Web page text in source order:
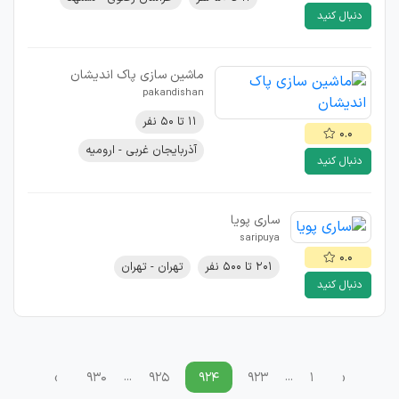
دنبال کنید
۰.۰
دنبال کنید
ماشین سازی پاک اندیشان
pakandishan
۱۱ تا ۵۰ نفر
آذربایجان غربی - ارومیه
۰.۰
دنبال کنید
ساری پویا
saripuya
۲۰۱ تا ۵۰۰ نفر تهران - تهران
‹ ۱ ... ۹۲۳ ۹۲۴ ۹۲۵ ... ۹۳۰ ›